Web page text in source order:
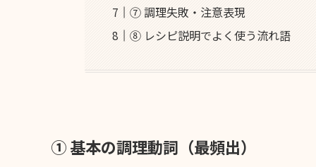
⑦ 調理失敗・注意表現
⑧ レシピ説明でよく使う流れ語
① 基本の調理動詞（最頻出）